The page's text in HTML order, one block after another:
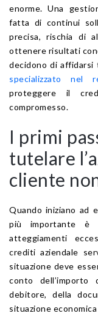
enorme. Una
fatta di continui
precisa, rischia di
ottenere risultati
decidono di affidarsi
specializzato nel
proteggere il
compromesso.
I primi
tutelare
cliente
Quando iniziano ad
più importante è
atteggiamenti
crediti aziendale
situazione deve
conto dell’importo
debitore, della
situazione